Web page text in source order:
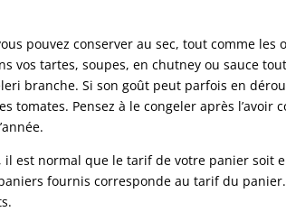
pouvez conserver au sec, tout comme les
vos tartes, soupes, en chutney ou sauce
branche. Si son goût peut parfois en
tomates. Pensez à le congeler après l’avoir
il est normal que le tarif de votre panier soit
fournis corresponde au tarif du panier.